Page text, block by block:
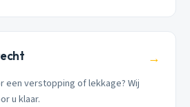
→
een verstopping of lekkage? Wij
u klaar.